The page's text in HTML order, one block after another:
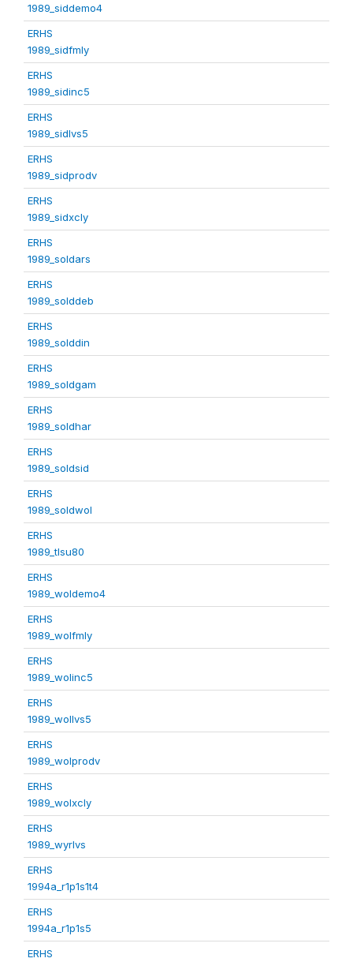
1989_siddemo4
ERHS
1989_sidfmly
ERHS
1989_sidinc5
ERHS
1989_sidlvs5
ERHS
1989_sidprodv
ERHS
1989_sidxcly
ERHS
1989_soldars
ERHS
1989_solddeb
ERHS
1989_solddin
ERHS
1989_soldgam
ERHS
1989_soldhar
ERHS
1989_soldsid
ERHS
1989_soldwol
ERHS
1989_tlsu80
ERHS
1989_woldemo4
ERHS
1989_wolfmly
ERHS
1989_wolinc5
ERHS
1989_wollvs5
ERHS
1989_wolprodv
ERHS
1989_wolxcly
ERHS
1989_wyrlvs
ERHS
1994a_r1p1s1t4
ERHS
1994a_r1p1s5
ERHS